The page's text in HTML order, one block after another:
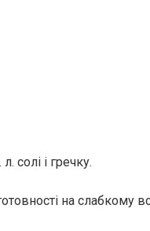
солі і гречку.
на слабкому